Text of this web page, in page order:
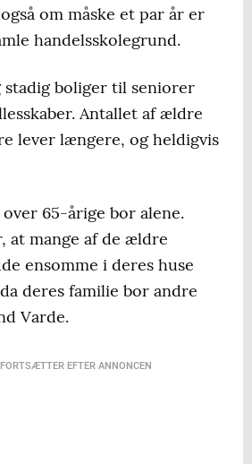
om måske et par år er
handelsskolegrund.
stadig boliger til seniorer
Antallet af ældre
lever længere, og heldigvis
65-årige bor alene.
at mange af de ældre
ensomme i deres huse
deres familie bor andre
Varde.
EFTER ANNONCEN